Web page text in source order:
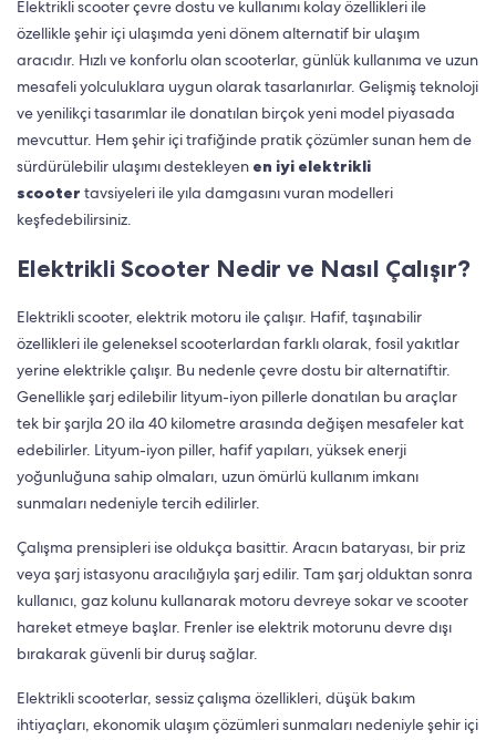
Elektrikli scooter çevre dostu ve kullanımı kolay özellikleri ile
özellikle şehir içi ulaşımda yeni dönem alternatif bir ulaşım
aracıdır. Hızlı ve konforlu olan scooterlar, günlük kullanıma ve uzun
mesafeli yolculuklara uygun olarak tasarlanırlar. Gelişmiş teknoloji
ve yenilikçi tasarımlar ile donatılan birçok yeni model piyasada
mevcuttur. Hem şehir içi trafiğinde pratik çözümler sunan hem de
sürdürülebilir ulaşımı destekleyen en iyi elektrikli
scooter tavsiyeleri ile yıla damgasını vuran modelleri
keşfedebilirsiniz.
Elektrikli Scooter Nedir ve Nasıl Çalışır?
Elektrikli scooter, elektrik motoru ile çalışır. Hafif, taşınabilir
özellikleri ile geleneksel scooterlardan farklı olarak, fosil yakıtlar
yerine elektrikle çalışır. Bu nedenle çevre dostu bir alternatiftir.
Genellikle şarj edilebilir lityum-iyon pillerle donatılan bu araçlar
tek bir şarjla 20 ila 40 kilometre arasında değişen mesafeler kat
edebilirler. Lityum-iyon piller, hafif yapıları, yüksek enerji
yoğunluğuna sahip olmaları, uzun ömürlü kullanım imkanı
sunmaları nedeniyle tercih edilirler.
Çalışma prensipleri ise oldukça basittir. Aracın bataryası, bir priz
veya şarj istasyonu aracılığıyla şarj edilir. Tam şarj olduktan sonra
kullanıcı, gaz kolunu kullanarak motoru devreye sokar ve scooter
hareket etmeye başlar. Frenler ise elektrik motorunu devre dışı
bırakarak güvenli bir duruş sağlar.
Elektrikli scooterlar, sessiz çalışma özellikleri, düşük bakım
ihtiyaçları, ekonomik ulaşım çözümleri sunmaları nedeniyle şehir içi